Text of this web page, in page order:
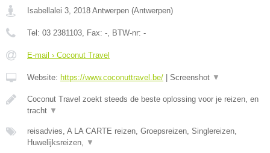
Isabellalei 3, 2018 Antwerpen (Antwerpen)
Tel: 03 2381103, Fax: -, BTW-nr: -
E-mail › Coconut Travel
Website: https://www.coconuttravel.be/ Screenshot ▼
Coconut Travel zoekt steeds de beste oplossing voor je reizen, en
tracht ▼
reisadvies, A LA CARTE reizen, Groepsreizen, Singlereizen,
Huwelijksreizen, ▼